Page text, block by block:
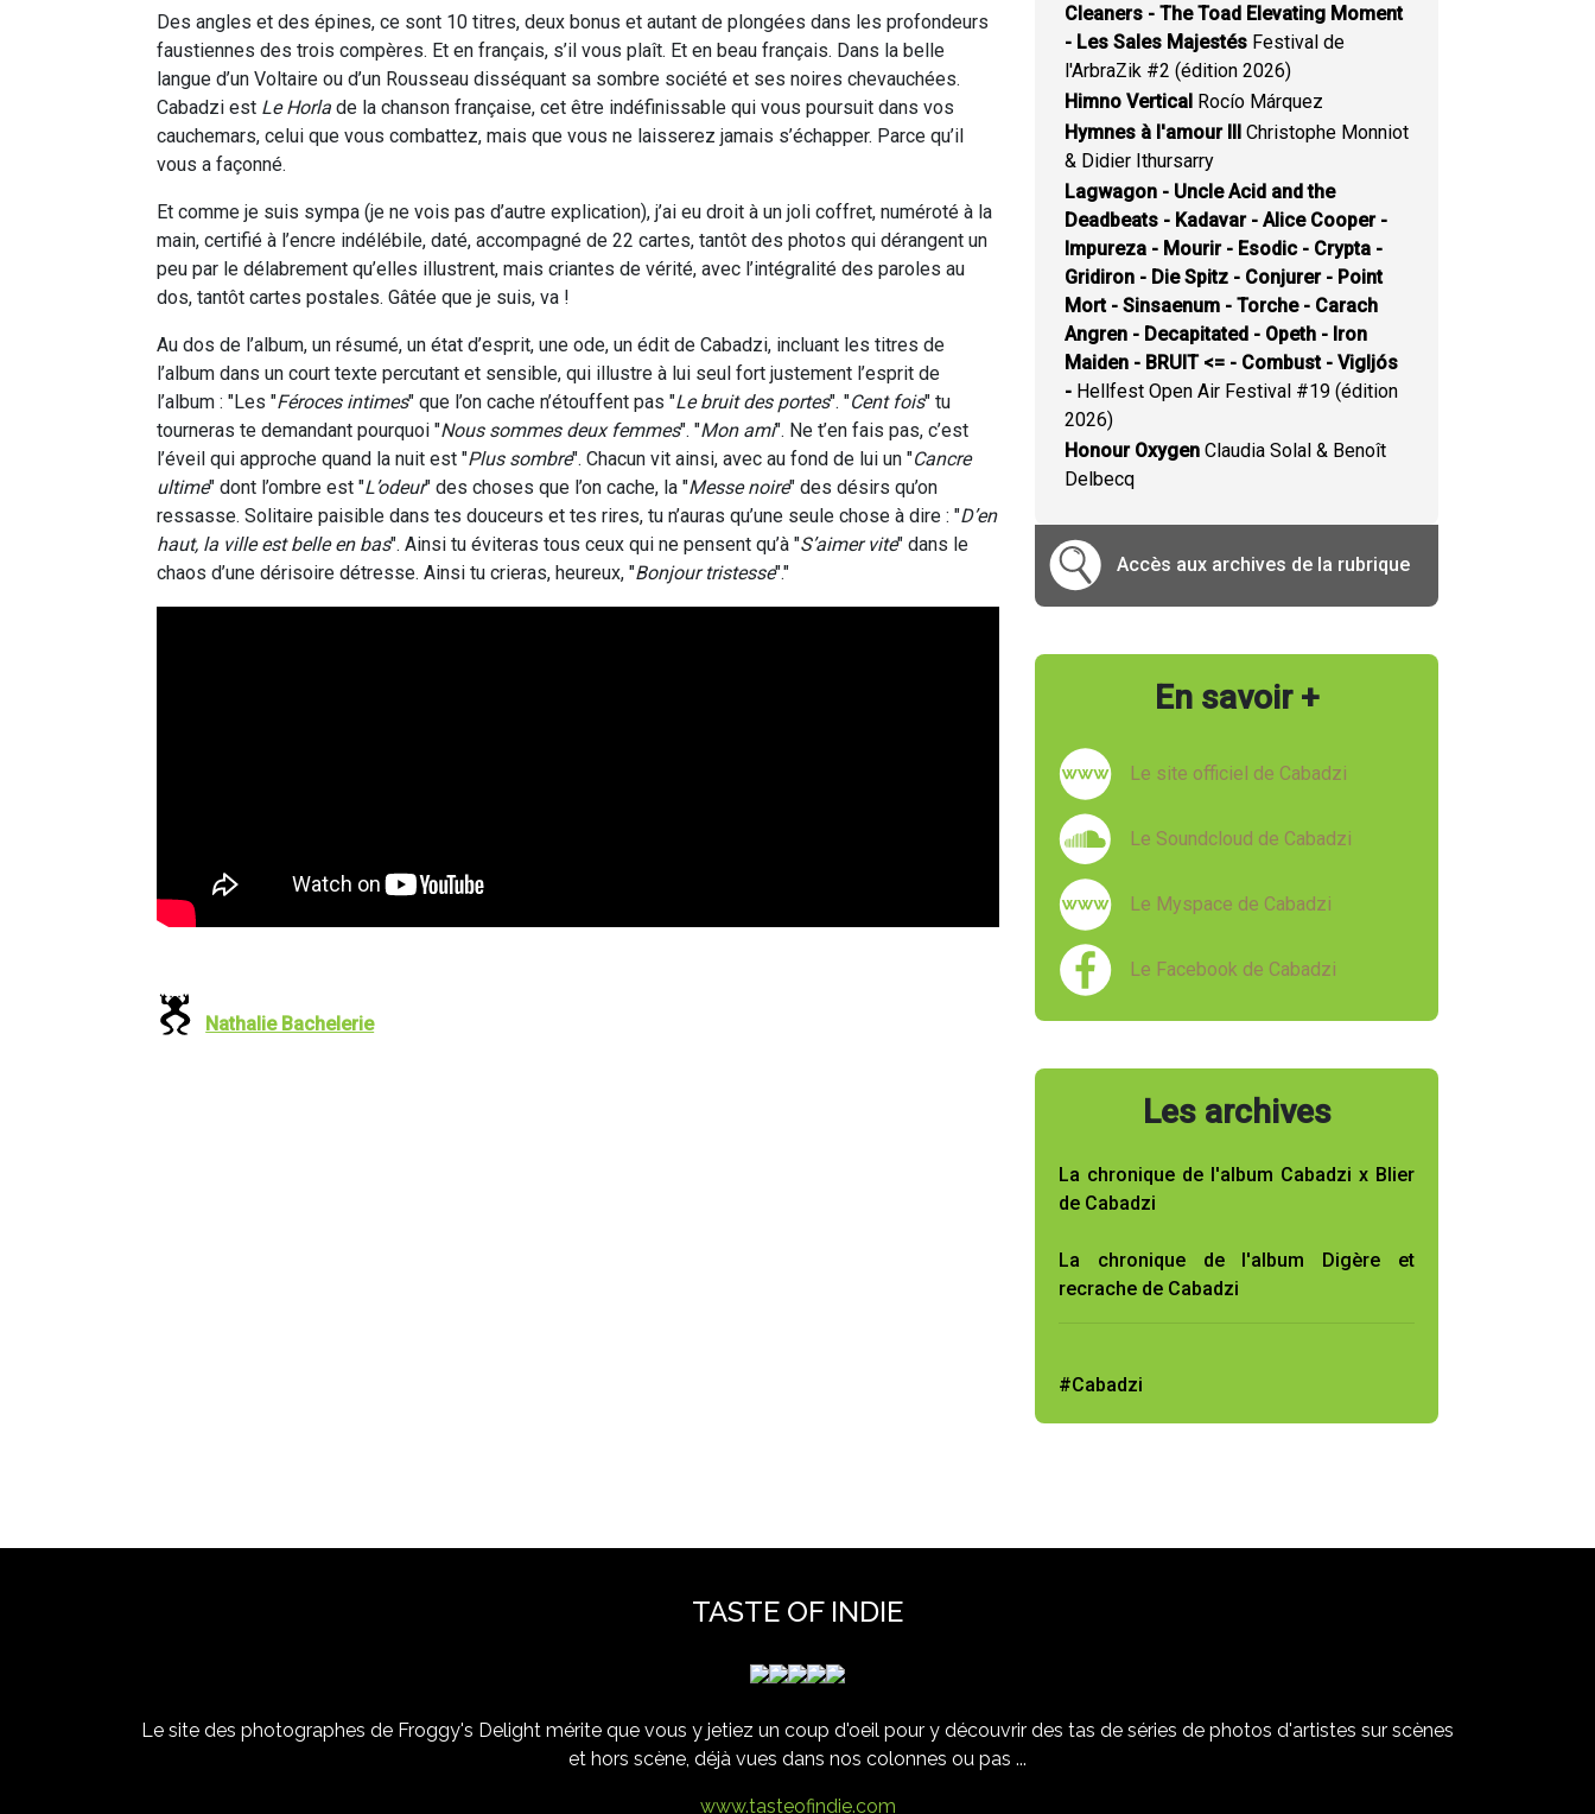
Des angles et des épines, ce sont 10 titres, deux bonus et autant de plongées dans les profondeurs
faustiennes des trois compères. Et en français, s’il vous plaît. Et en beau français. Dans la belle
langue d’un Voltaire ou d’un Rousseau disséquant sa sombre société et ses noires chevauchées.
Cabadzi est Le Horla de la chanson française, cet être indéfinissable qui vous poursuit dans vos
cauchemars, celui que vous combattez, mais que vous ne laisserez jamais s’échapper. Parce qu’il
vous a façonné.
Et comme je suis sympa (je ne vois pas d’autre explication), j’ai eu droit à un joli coffret, numéroté à la
main, certifié à l’encre indélébile, daté, accompagné de 22 cartes, tantôt des photos qui dérangent un
peu par le délabrement qu’elles illustrent, mais criantes de vérité, avec l’intégralité des paroles au
dos, tantôt cartes postales. Gâtée que je suis, va !
Au dos de l’album, un résumé, un état d’esprit, une ode, un édit de Cabadzi, incluant les titres de
l’album dans un court texte percutant et sensible, qui illustre à lui seul fort justement l’esprit de
l’album : "Les "Féroces intimes" que l’on cache n’étouffent pas "Le bruit des portes". "Cent fois" tu
tourneras te demandant pourquoi "Nous sommes deux femmes". "Mon ami". Ne t’en fais pas, c’est
l’éveil qui approche quand la nuit est "Plus sombre". Chacun vit ainsi, avec au fond de lui un "Cancre
ultime" dont l’ombre est "L’odeur" des choses que l’on cache, la "Messe noire" des désirs qu’on
ressasse. Solitaire paisible dans tes douceurs et tes rires, tu n’auras qu’une seule chose à dire : "D’en
haut, la ville est belle en bas". Ainsi tu éviteras tous ceux qui ne pensent qu’à "S’aimer vite" dans le
chaos d’une dérisoire détresse. Ainsi tu crieras, heureux, "Bonjour tristesse"."
Nathalie Bachelerie
Cleaners - The Toad Elevating Moment
- Les Sales Majestés Festival de
l'ArbraZik #2 (édition 2026)
Himno Vertical Rocío Márquez
Hymnes à l'amour III Christophe Monniot
& Didier Ithursarry
Lagwagon - Uncle Acid and the
Deadbeats - Kadavar - Alice Cooper -
Impureza - Mourir - Esodic - Crypta -
Gridiron - Die Spitz - Conjurer - Point
Mort - Sinsaenum - Torche - Carach
Angren - Decapitated - Opeth - Iron
Maiden - BRUIT <= - Combust - Vigljós
- Hellfest Open Air Festival #19 (édition
2026)
Honour Oxygen Claudia Solal & Benoît
Delbecq
Accès aux archives de la rubrique
En savoir +
Le site officiel de Cabadzi
Le Soundcloud de Cabadzi
Le Myspace de Cabadzi
Le Facebook de Cabadzi
Les archives
La chronique de l'album Cabadzi x Blier
de Cabadzi
La chronique de l'album Digère et
recrache de Cabadzi
#Cabadzi
TASTE OF INDIE
Le site des photographes de Froggy's Delight mérite que vous y jetiez un coup d'oeil pour y découvrir des tas de séries de photos d'artistes sur scènes
et hors scène, déjà vues dans nos colonnes ou pas ...
www.tasteofindie.com